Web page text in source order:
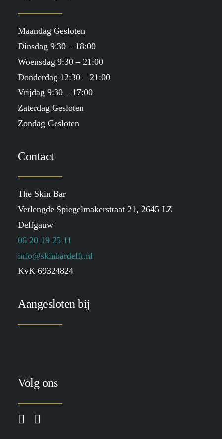
Maandag Gesloten
Dinsdag 9:30 – 18:00
Woensdag 9:30 – 21:00
Donderdag 12:30 – 21:00
Vrijdag 9:30 – 17:00
Zaterdag Gesloten
Zondag Gesloten
Contact
The Skin Bar
Verlengde Spiegelmakerstraat 21, 2645 LZ
Delfgauw
06 20 19 25 11
info@skinbardelft.nl
KvK 69324824
Aangesloten bij
Volg ons